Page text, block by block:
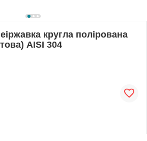
кругла полірована
АІSI 304